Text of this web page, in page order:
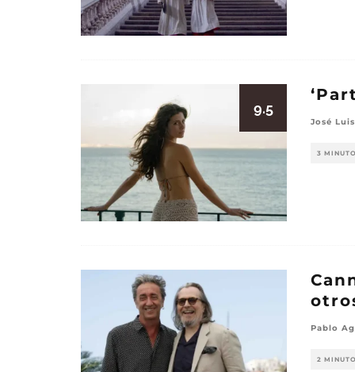
9.5
José
3
Pablo
2